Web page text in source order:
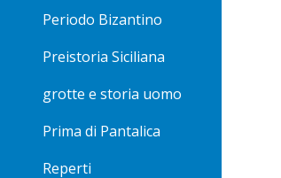
Periodo Bizantino
Preistoria Siciliana
grotte e storia uomo
Prima di Pantalica
Reperti